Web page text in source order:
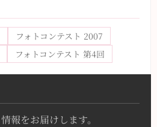
フォトコンテスト 2007
フォトコンテスト 第4回
報をお届けします。